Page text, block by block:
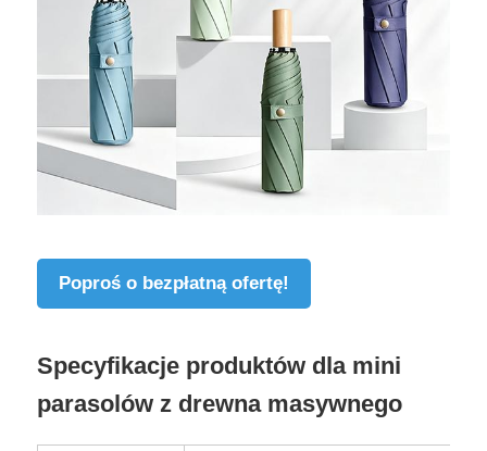
Poproś o bezpłatną ofertę!
Specyfikacje produktów dla mini
parasolów z drewna masywnego